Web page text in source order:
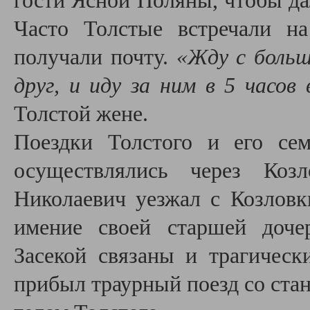
Часто Толстые встречали
получали почту. «Жду с
друг, и иду за ним в 5 часов
Толстой жене.
Поездки Толстого и его
осуществлялись через
Николаевич уезжал с
имение своей старшей
Засекой связаны и
прибыл траурный поезд со